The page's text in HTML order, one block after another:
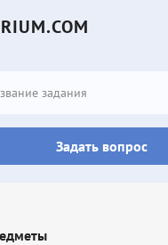
Задать вопрос